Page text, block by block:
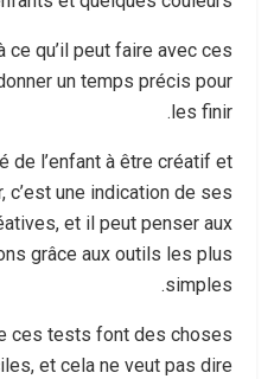
qu’il peut faire avec ces
un temps précis pour
les finir.
de l’enfant à être créatif et
une indication de ses
et il peut penser aux
grâce aux outils les plus
simples.
ces tests font des choses
et cela ne veut pas dire